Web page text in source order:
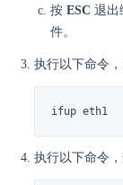
按 ESC 退出
件。
执行以下命令，
ifup eth1
执行以下命令，